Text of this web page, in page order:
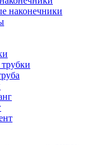
наконечники